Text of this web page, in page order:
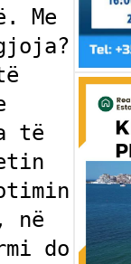
Me
të
në
do